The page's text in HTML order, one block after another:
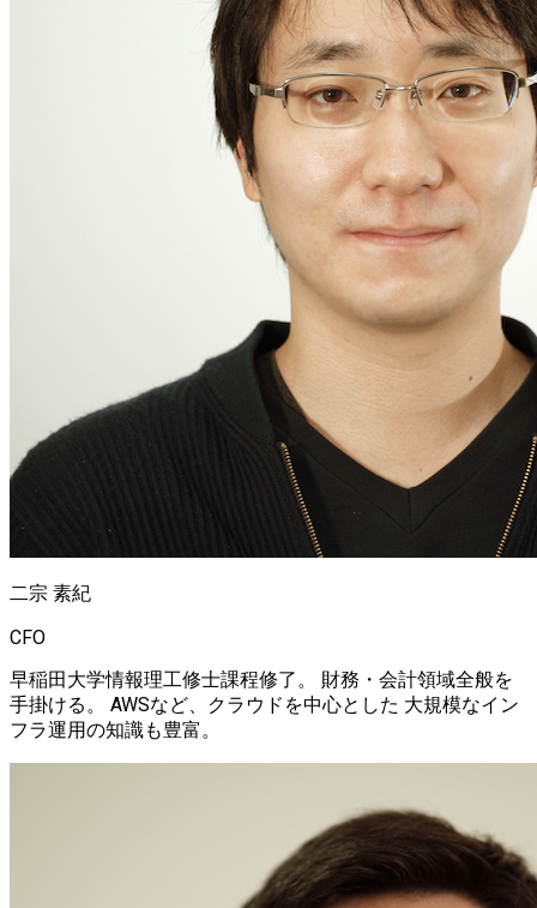
二宗 素紀
CFO
早稲田大学情報理工修士課程修了。 財務・会計領域全般を
手掛ける。 AWSなど、クラウドを中心とした 大規模なイン
フラ運用の知識も豊富。